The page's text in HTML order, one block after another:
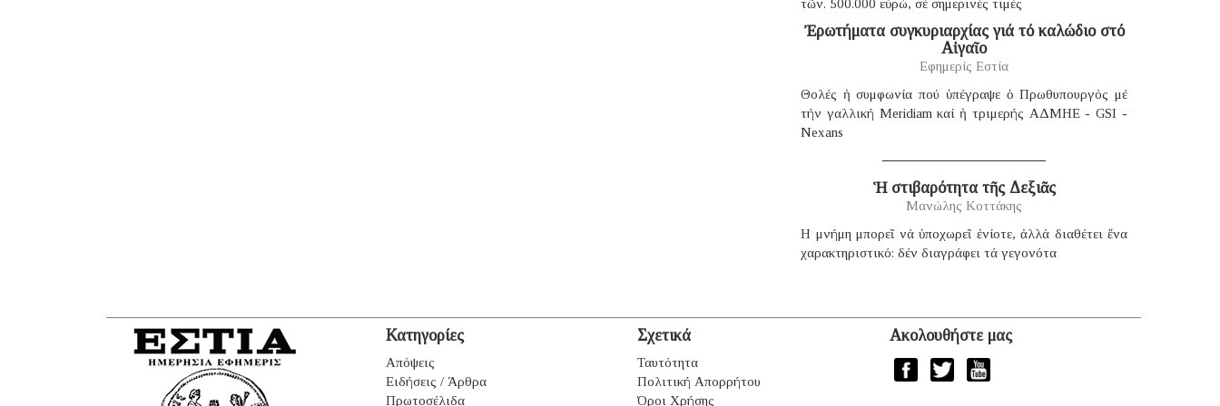
τῶν. 500.000 εὐρώ, σέ σημερινές τιμές
Ἐρωτήματα συγκυριαρχίας γιά τό καλώδιο στό
Αἰγαῖο
Εφημερίς Εστία
Θολές ἡ συμφωνία πού ὑπέγραψε ὁ Πρωθυπουργός μέ
τήν γαλλική Μeridiam καί ἡ τριμερής ΑΔΜΗΕ - GSI -
Nexans
Ἡ στιβαρότητα τῆς Δεξιᾶς
Μανώλης Κοττάκης
H μνήμη μπορεῖ νά ὑποχωρεῖ ἐνίοτε, ἀλλά διαθέτει ἕνα
χαρακτηριστικό: δέν διαγράφει τά γεγονότα
Κατηγορίες
Απόψεις
Ειδήσεις / Άρθρα
Πρωτοσέλιδα
Σχετικά
Ταυτότητα
Πολιτική Απορρήτου
Όροι Χρήσης
Ακολουθήστε μας